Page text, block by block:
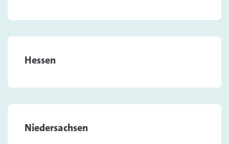
Hessen
Niedersachsen